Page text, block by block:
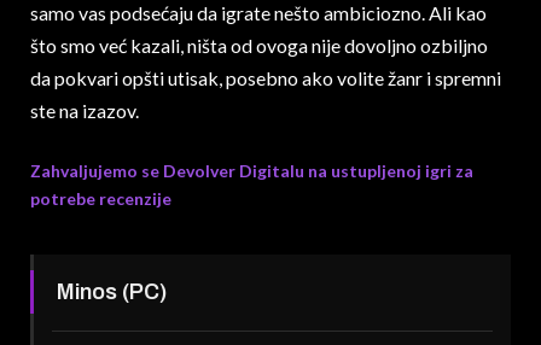
samo vas podsećaju da igrate nešto ambiciozno. Ali kao
što smo već kazali, ništa od ovoga nije dovoljno ozbiljno
da pokvari opšti utisak, posebno ako volite žanr i spremni
ste na izazov.
Zahvaljujemo se Devolver Digitalu na ustupljenoj igri za
potrebe recenzije
Minos (PC)